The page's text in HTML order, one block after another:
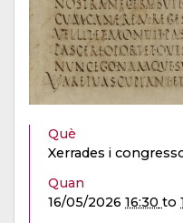
Què
Xerrades i
Quan
16/05/2026 16:30 to